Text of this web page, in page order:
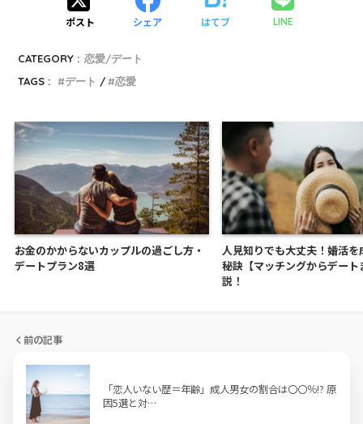
ポスト シェア はてブ LINE
CATEGORY : 恋愛/デート
TAGS :
デート 恋愛
お金のかからないカップルの過ごし方・
デートプラン8選
人見知りでも大丈夫！婚活を
秘訣【マッチングからデート
説！
前の記事
「恋人いない歴＝年齢」成人男女の割合は〇〇％!? 原
因5選と対…